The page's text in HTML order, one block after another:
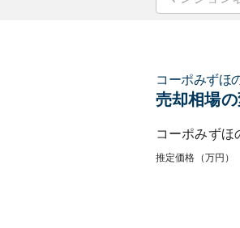
コーポみずほ
売却相場
コーポみずほ
推定価格（万円）